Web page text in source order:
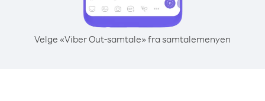
Velge «Viber Out-samtale» fra samtalemenyen